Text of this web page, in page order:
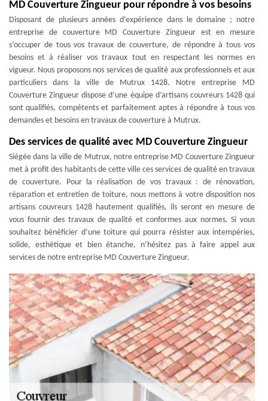
MD Couverture Zingueur pour répondre à vos besoins
Disposant de plusieurs années d’expérience dans le domaine ; notre
entreprise de couverture MD Couverture Zingueur est en mesure
s’occuper de tous vos travaux de couverture, de répondre à tous vos
besoins et à réaliser vos travaux tout en respectant les normes en
vigueur. Nous proposons nos services de qualité aux professionnels et aux
particuliers dans la ville de Mutrux 1428. Notre entreprise MD
Couverture Zingueur dispose d’une équipe d’artisans couvreurs 1428 qui
sont qualifiés, compétents et parfaitement aptes à répondre à tous vos
demandes et besoins en travaux de couverture à Mutrux.
Des services de qualité avec MD Couverture Zingueur
Siégée dans la ville de Mutrux, notre entreprise MD Couverture Zingueur
met à profit des habitants de cette ville ces services de qualité en travaux
de couverture. Pour la réalisation de vos travaux : de rénovation,
réparation et entretien de toiture, nous mettons à votre disposition nos
artisans couvreurs 1428 hautement qualifiés, ils seront en mesure de
vous fournir des travaux de qualité et conformes aux normes. Si vous
souhaitez bénéficier d’une toiture qui pourra résister aux intempéries,
solide, esthétique et bien étanche, n’hésitez pas à faire appel aux
services de notre entreprise MD Couverture Zingueur.